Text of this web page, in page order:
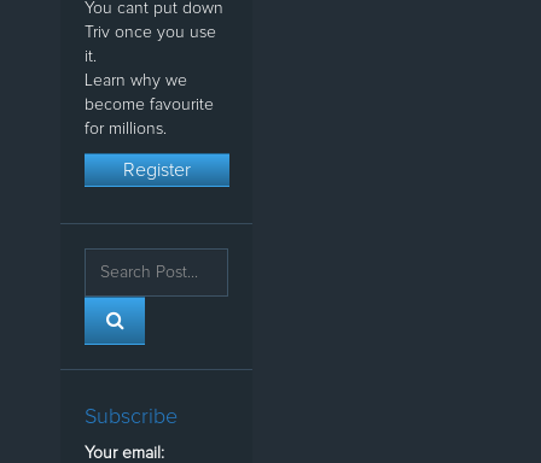
You cant put down
Triv once you use
it.
Learn why we
become favourite
for millions.
Register
Subscribe
Your email: